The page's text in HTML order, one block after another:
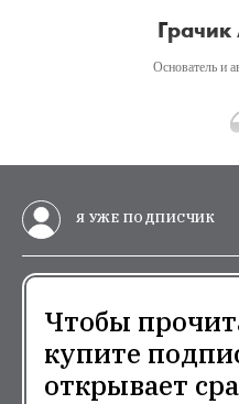
Основатель и
Я УЖЕ ПОДПИСЧИК
Чтобы
купите
открывает